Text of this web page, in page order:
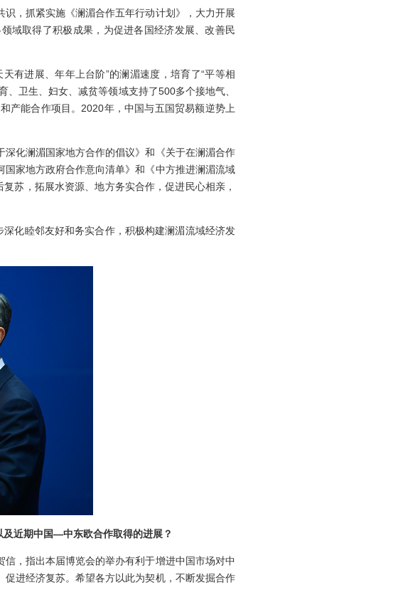
，抓紧实施《澜湄合作五年行动计划》，大力开展
域取得了积极成果，为促进各国经济发展、改善民
有进展、年年上台阶”的澜湄速度，培育了“平等相
卫生、妇女、减贫等领域支持了500多个接地气、
产能合作项目。2020年，中国与五国贸易额逆势上
化澜湄国家地方合作的倡议》和《关于在澜湄合作
家地方政府合作意向清单》和《中方推进澜湄流域
苏，拓展水资源、地方务实合作，促进民心相亲，
化睦邻友好和务实合作，积极构建澜湄流域经济发
近期中国—中东欧合作取得的进展？
，指出本届博览会的举办有利于增进中国市场对中
进经济复苏。希望各方以此为契机，不断发掘合作